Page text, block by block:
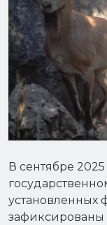
В сентябре
установленных